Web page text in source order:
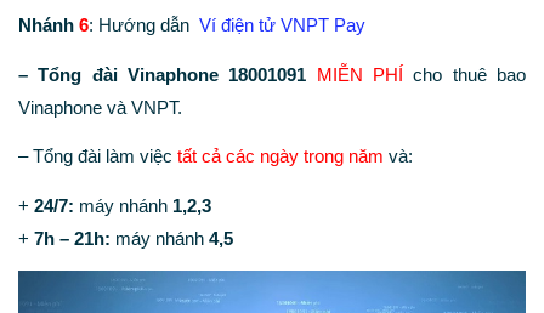
Nhánh 6: Hướng dẫn Ví điện tử VNPT Pay
– Tổng đài Vinaphone 18001091 MIỄN PHÍ cho thuê bao
Vinaphone và VNPT.
– Tổng đài làm việc tất cả các ngày trong năm và:
+ 24/7: máy nhánh 1,2,3
+ 7h – 21h: máy nhánh 4,5